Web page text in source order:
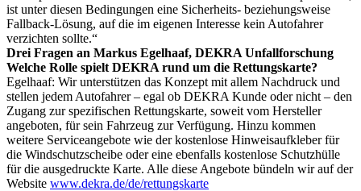
ist unter diesen Bedingungen eine Sicherheits- beziehungsweise
Fallback-Lösung, auf die im eigenen Interesse kein Autofahrer
verzichten sollte.“
Drei Fragen an Markus Egelhaaf, DEKRA Unfallforschung
Welche Rolle spielt DEKRA rund um die Rettungskarte?
Egelhaaf: Wir unterstützen das Konzept mit allem Nachdruck und
stellen jedem Autofahrer – egal ob DEKRA Kunde oder nicht – den
Zugang zur spezifischen Rettungskarte, soweit vom Hersteller
angeboten, für sein Fahrzeug zur Verfügung. Hinzu kommen
weitere Serviceangebote wie der kostenlose Hinweisaufkleber für
die Windschutzscheibe oder eine ebenfalls kostenlose Schutzhülle
für die ausgedruckte Karte. Alle diese Angebote bündeln wir auf der
Website www.dekra.de/de/rettungskarte